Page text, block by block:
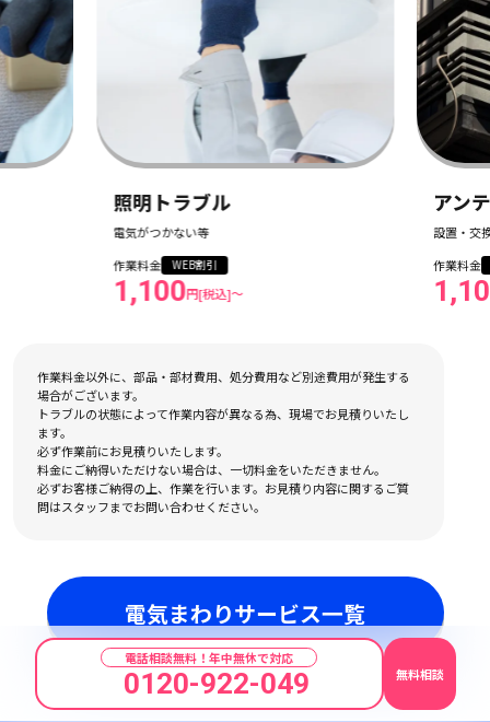
アンテナ工事
設置・交換・修理
作業料金
WEB割引
1,100円[税込]〜
作業料金以外に、部品・部材費用、処分費用など別途費用が発生する
場合がございます。
トラブルの状態によって作業内容が異なる為、現場でお見積りいたし
ます。
必ず作業前にお見積りいたします。
料金にご納得いただけない場合は、一切料金をいただきません。
必ずお客様ご納得の上、作業を行います。お見積り内容に関するご質
問はスタッフまでお問い合わせください。
電気まわりサービス一覧
電話相談無料！年中無休で対応
0120-922-049 無料相談